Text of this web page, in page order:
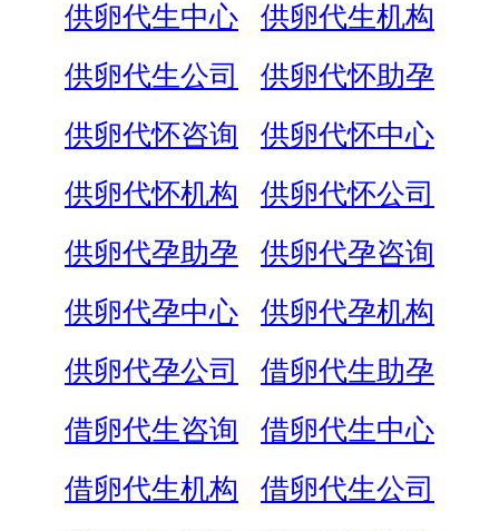
供卵代生中心
供卵代生机构
供卵代生公司
供卵代怀助孕
供卵代怀咨询
供卵代怀中心
供卵代怀机构
供卵代怀公司
供卵代孕助孕
供卵代孕咨询
供卵代孕中心
供卵代孕机构
供卵代孕公司
借卵代生助孕
借卵代生咨询
借卵代生中心
借卵代生机构
借卵代生公司